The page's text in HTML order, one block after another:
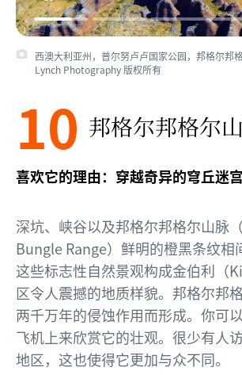
西澳大利亚州，普尔努卢卢国家公园，邦格尔邦
Lynch Photography 版权所有
10 邦格尔邦格尔
喜欢它的理由：穿越奇异的穹丘迷宫
深坑、峡谷以及邦格尔邦格尔山脉
Bungle Range）鲜明的橙黑条纹相
这些标志性自然景观构成金伯利（
区令人震撼的地质样貌。邦格尔邦
两千万年的侵蚀作用而形成。你可
飞机上来欣赏它的壮观。很少有人
地区，这也使得它更加与众不同。